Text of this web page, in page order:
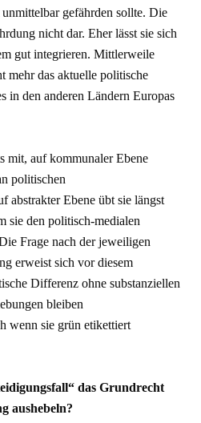
gefährden sollte. Die
nicht dar. Eher lässt sie sich
gut integrieren. Mittlerweile
mehr das aktuelle politische
in den anderen Ländern Europas
mit, auf kommunaler Ebene
politischen
abstrakter Ebene übt sie längst
sie den politisch-medialen
Frage nach der jeweiligen
erweist sich vor diesem
Differenz ohne substanziellen
bleiben
wenn sie grün etikettiert
das Grundrecht
aushebeln?